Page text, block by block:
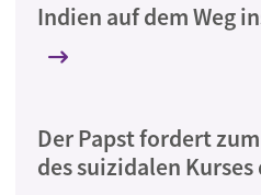
Indien auf dem Weg
Der Papst fordert
des suizidalen